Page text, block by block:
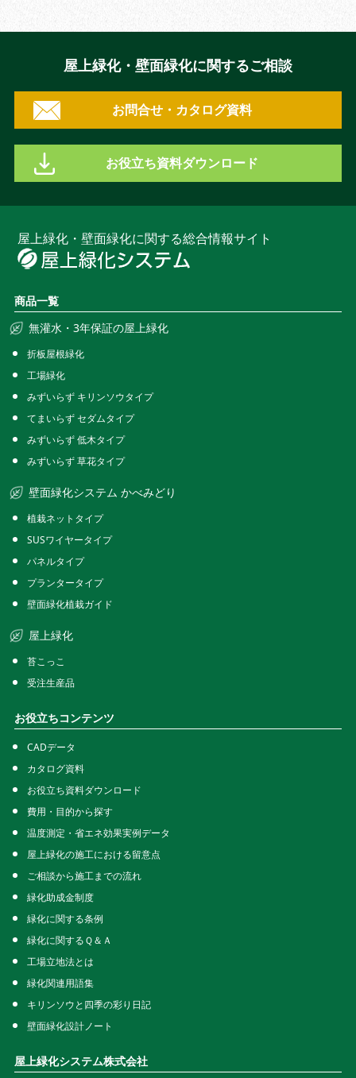
屋上緑化・壁面緑化に関するご相談
お問合せ・カタログ資料
お役立ち資料ダウンロード
屋上緑化・壁面緑化に関する総合情報サイト
商品一覧
無灌水・3年保証の屋上緑化
折板屋根緑化
工場緑化
みずいらず キリンソウタイプ
てまいらず セダムタイプ
みずいらず 低木タイプ
みずいらず 草花タイプ
壁面緑化システム かべみどり
植栽ネットタイプ
SUSワイヤータイプ
パネルタイプ
プランタータイプ
壁面緑化植栽ガイド
屋上緑化
苔こっこ
受注生産品
お役立ちコンテンツ
CADデータ
カタログ資料
お役立ち資料ダウンロード
費用・目的から探す
温度測定・省エネ効果実例データ
屋上緑化の施工における留意点
ご相談から施工までの流れ
緑化助成金制度
緑化に関する条例
緑化に関するＱ＆Ａ
工場立地法とは
緑化関連用語集
キリンソウと四季の彩り日記
壁面緑化設計ノート
屋上緑化システム株式会社